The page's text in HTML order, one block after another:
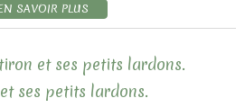
SAVOIR PLUS
et ses petits lardons.